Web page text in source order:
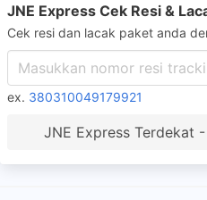
JNE Express Cek Resi &
Cek resi dan lacak paket anda
ex. 380310049179921
JNE Express Terdekat